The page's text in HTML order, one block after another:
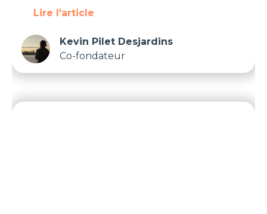
Lire l'article
Kevin Pilet Desjardins
Co-fondateur